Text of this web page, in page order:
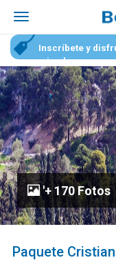
Inscríbete y
miembros
'+ 170 Fotos
Paquete